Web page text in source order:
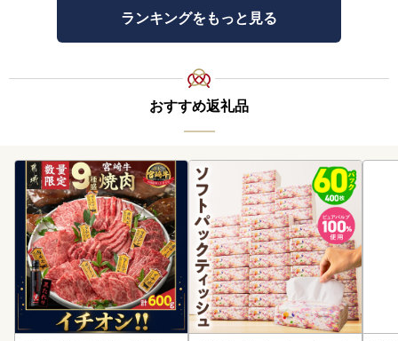
ランキングをもっと見る
おすすめ返礼品